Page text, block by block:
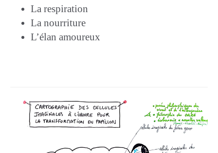
La respiration
La nourriture
L’élan amoureux